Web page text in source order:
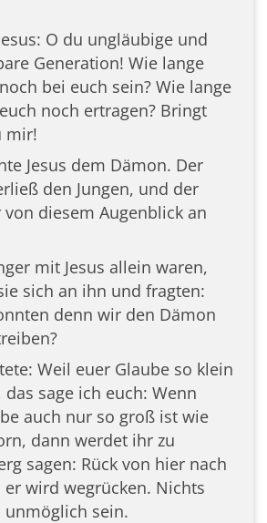
O du ungläubige und
Generation! Wie lange
bei euch sein? Wie lange
noch ertragen? Bringt
mir!
Jesus dem Dämon. Der
den Jungen, und der
von diesem Augenblick an
mit Jesus allein waren,
sich an ihn und fragten:
denn wir den Dämon
Weil euer Glaube so klein
das sage ich euch: Wenn
auch nur so groß ist wie
dann werdet ihr zu
sagen: Rück von hier nach
wird wegrücken. Nichts
sein.